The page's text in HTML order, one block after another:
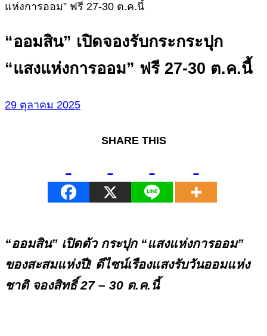
แห่งการออม” ฟรี 27-30 ต.ค.นี้
“ออมสิน” เปิดจองรับกระกระปุก
“แสงแห่งการออม” ฟรี 27-30 ต.ค.นี้
29 ตุลาคม 2025
SHARE THIS
“ออมสิน” เปิดตัว กระปุก “แสงแห่งการออม”
ของสะสมแห่งปี! ดีไซน์เรืองแสงรับวันออมแห่ง
ชาติ จองสิทธิ์ 27 – 30 ต.ค.นี้